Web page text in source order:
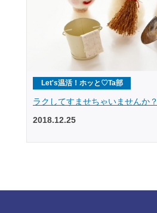
Let's温活！ホッと♡Ta部
ラクしてすませちゃいませんか？
2018.12.25